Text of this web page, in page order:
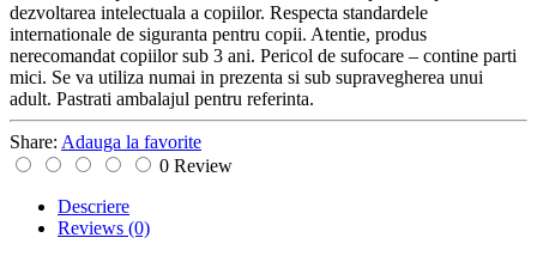
dezvoltarea intelectuala a copiilor. Respecta standardele
internationale de siguranta pentru copii. Atentie, produs
nerecomandat copiilor sub 3 ani. Pericol de sufocare – contine parti
mici. Se va utiliza numai in prezenta si sub supravegherea unui
adult. Pastrati ambalajul pentru referinta.
Share: Adauga la favorite
0 Review
Descriere
Reviews (0)